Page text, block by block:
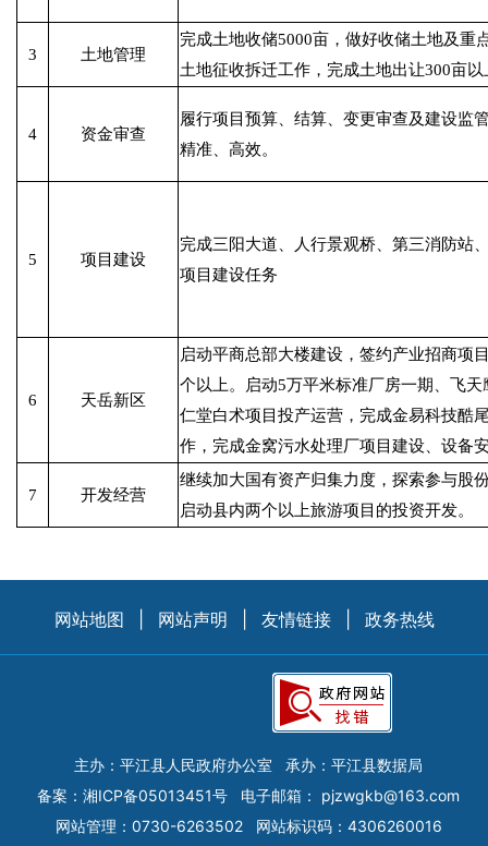
3 土地管理
完成土地收储5000亩，做好收储土地及重
土地征收拆迁工作，完成土地出让300亩以
4 资金审查
履行项目预算、结算、变更审查及建设监
精准、高效。
5 项目建设
完成三阳大道、人行景观桥、第三消防站
项目建设任务
6 天岳新区
启动平商总部大楼建设，签约产业招商项
个以上。启动5万平米标准厂房一期、飞
仁堂白术项目投产运营，完成金易科技酷
作，完成金窝污水处理厂项目建设、设备
7 开发经营
继续加大国有资产归集力度，探索参与股
启动县内两个以上旅游项目的投资开发。
网站地图 网站声明 友情链接 政务热线
主办：平江县人民政府办公室
承办：平江县数据局
备案： 湘ICP备05013451号 电子邮箱： pjzwgkb@163.com
网站管理：0730-6263502
网站标识码：4306260016